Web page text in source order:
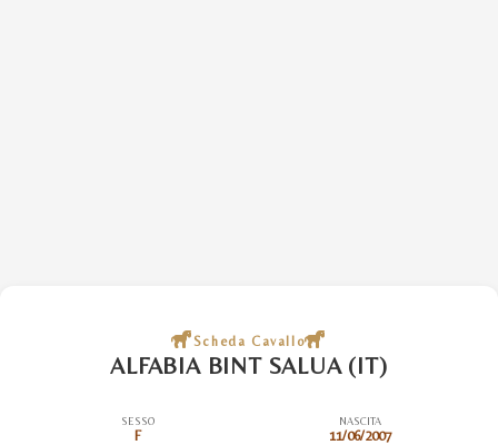
Scheda Cavallo
ALFABIA BINT SALUA (IT)
SESSO
F
NASCITA
11/06/2007